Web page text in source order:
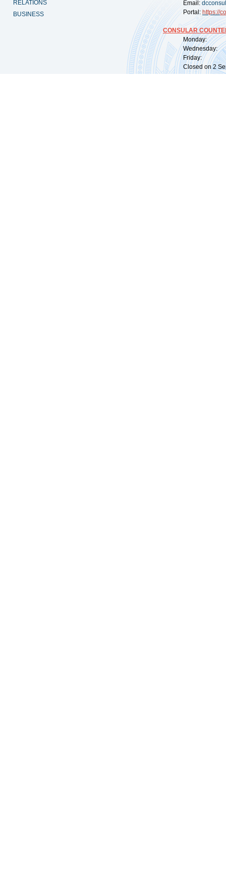
RELATIONS
BUSINESS
Email:
Portal: https://
CONSULAR
Monday:
Wednesday:
Friday:
Closed on 2